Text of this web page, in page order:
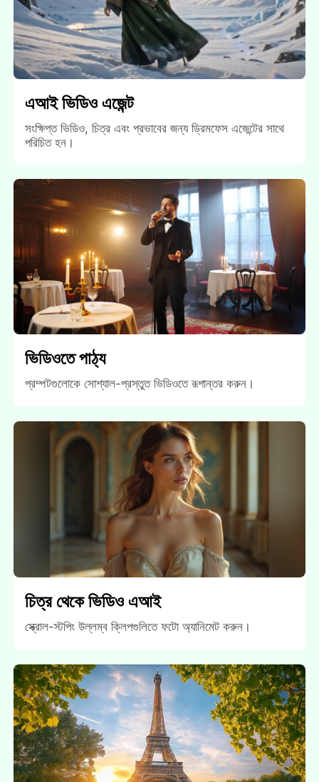
এআই ভিডিও এজেন্ট
সংক্ষিপ্ত ভিডিও, চিত্র এবং প্রভাবের জন্য ড্রিমফেস এজেন্টের সাথে
পরিচিত হন।
ভিডিওতে পাঠ্য
প্রম্পটগুলোকে সোশ্যাল-প্রস্তুত ভিডিওতে রূপান্তর করুন।
চিত্র থেকে ভিডিও এআই
স্ক্রোল-স্টপিং উল্লম্ব ক্লিপগুলিতে ফটো অ্যানিমেট করুন।